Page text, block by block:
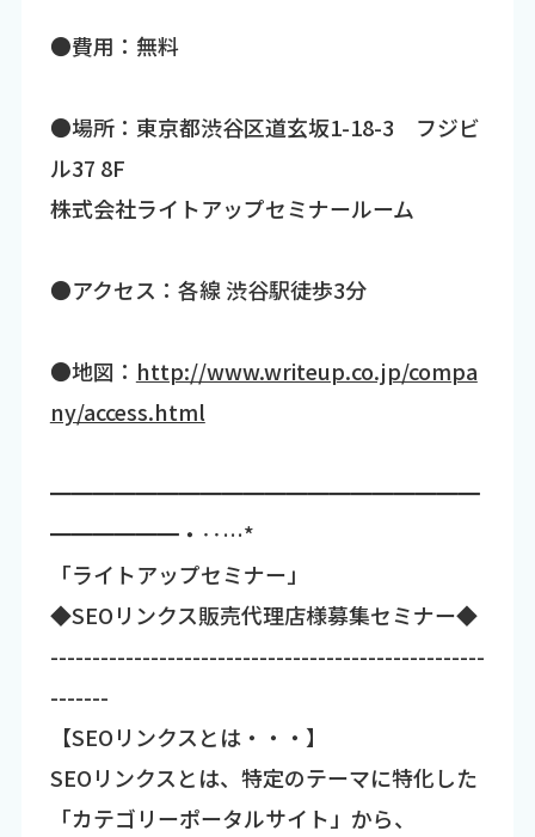
●費用：無料
●場所：東京都渋谷区道玄坂1-18-3 フジビ
ル37 8F
株式会社ライトアップセミナールーム
●アクセス：各線 渋谷駅徒歩3分
●地図： http://www.writeup.co.jp/compa
ny/access.html
━━━━━━━━━━━━━━━━━━━━
━━━━━━・‥…*
「ライトアップセミナー」
◆SEOリンクス販売代理店様募集セミナー◆
----------------------------------------------------
-------
【SEOリンクスとは・・・】
SEOリンクスとは、特定のテーマに特化した
「カテゴリーポータルサイト」から、